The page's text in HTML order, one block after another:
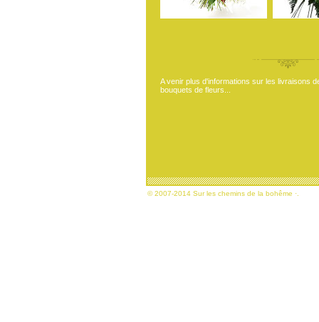
A venir plus d'informations sur les livraisons
bouquets de fleurs...
© 2007-2014 Sur les chemins de la bohême ·.